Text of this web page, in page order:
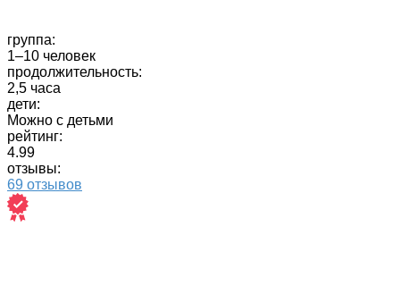
группа:
1–10 человек
продолжительность:
2,5 часа
дети:
Можно с детьми
рейтинг:
4.99
отзывы:
69 отзывов